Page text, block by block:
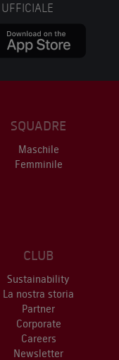
SQUADRE
Maschile
Femminile
CLUB
Sustainability
La nostra storia
Partner
Corporate
Careers
Newsletter